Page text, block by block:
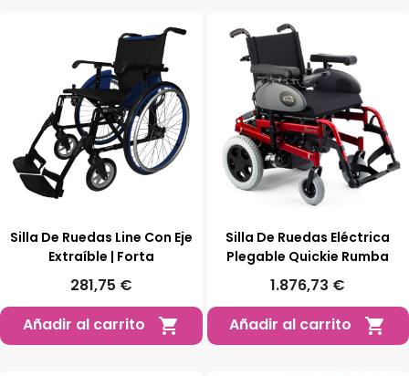
Silla De Ruedas Line Con Eje
Extraíble | Forta
281,75 €
Añadir al carrito

Silla De Ruedas Eléctrica
Plegable Quickie Rumba
1.876,73 €
Añadir al carrito
